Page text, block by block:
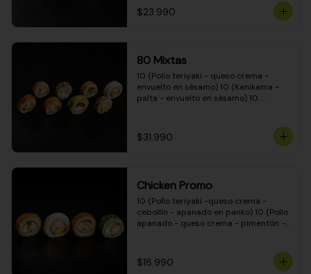
crema - cebollín)
$23.990
80 Mixtas
10 (Pollo teriyaki - queso crema -
envuelto en sésamo) 10 (Kanikama -
palta - envuelto en sésamo) 10
envuelto en queso crema) 10
(Camarón - queso crema - cebollín -
teriyaki - queso crema - cebollín -
envuelto en masa tempura) 10
(Pimentón - queso crema - cebollín -
envuelto en masa tempura)
$31.990
Chicken Promo
10 (Pollo teriyaki -queso crema -
cebollín - apanado en panko) 10 (Pollo
apanado - queso crema - pimentón -
ciboulette) 10 (Pollo teriyaki - palta -
envuelto en queso crema)
$18.990